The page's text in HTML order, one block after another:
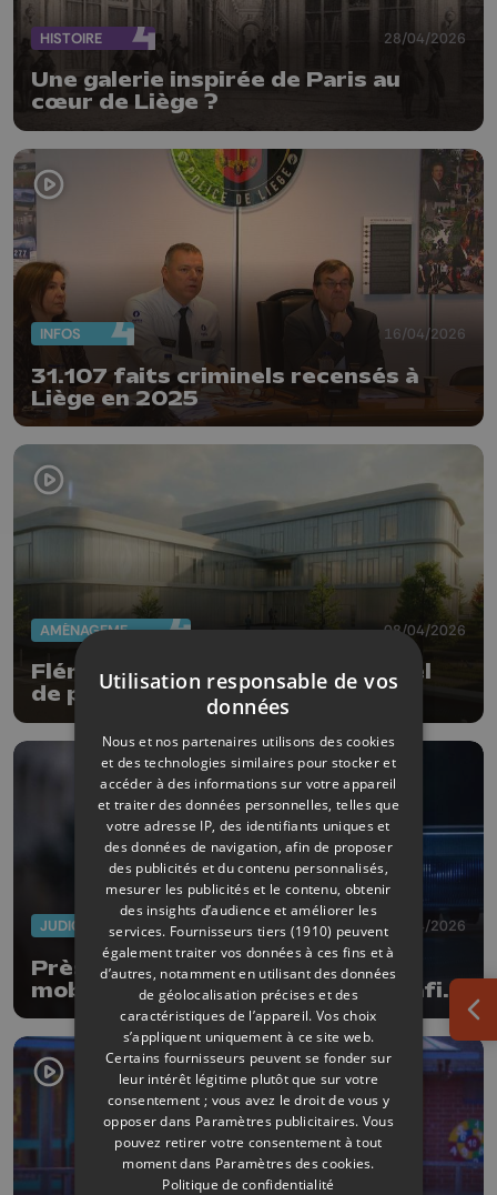
HISTOIRE 28/04/2026
Une galerie inspirée de Paris au
cœur de Liège ?
INFOS 16/04/2026
31.107 faits criminels recensés à
Liège en 2025
AMÉNAGEMENT DU TERRITOIRE 08/04/2026
Flémalle aura un tout nouvel hôtel
de police fin 2027
JUDICIAIRE 02/04/2026
Près d'une centaine de policiers
mobilisés pour démanteler un trafic
de stupéfiants dans 4 communes
Utilisation responsable de vos
données
Nous et nos partenaires utilisons des cookies
et des technologies similaires pour stocker et
accéder à des informations sur votre appareil
et traiter des données personnelles, telles que
votre adresse IP, des identifiants uniques et
des données de navigation, afin de proposer
des publicités et du contenu personnalisés,
mesurer les publicités et le contenu, obtenir
des insights d’audience et améliorer les
services. Fournisseurs tiers (1910) peuvent
également traiter vos données à ces fins et à
d’autres, notamment en utilisant des données
de géolocalisation précises et des
caractéristiques de l’appareil. Vos choix
s’appliquent uniquement à ce site web.
Certains fournisseurs peuvent se fonder sur
leur intérêt légitime plutôt que sur votre
consentement ; vous avez le droit de vous y
opposer dans Paramètres publicitaires. Vous
pouvez retirer votre consentement à tout
moment dans Paramètres des cookies.
Politique de confidentialité